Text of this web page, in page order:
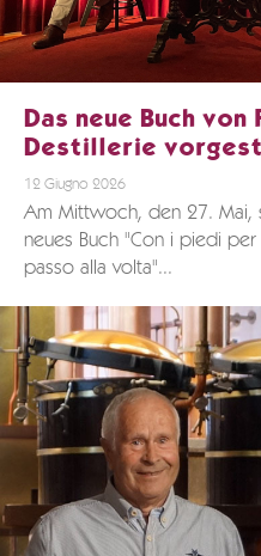
Das neue Buch
Destillerie
12 Giugno 2026
Am Mittwoch, den 27. Mai,
neues Buch "Con i piedi
passo alla volta"...